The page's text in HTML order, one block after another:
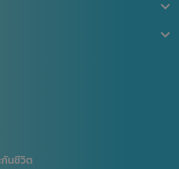
ทุน
บ
รรม์
รธุรกิจประกันชีวิต (SLA)
กันชีวิต